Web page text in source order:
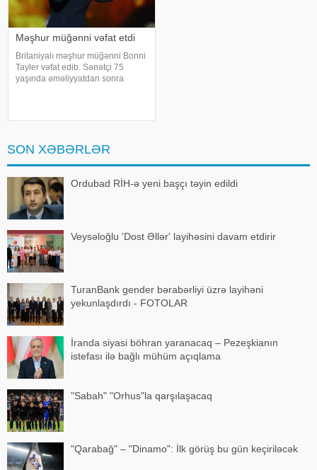
Məşhur müğənni vəfat etdi
Britaniyalı məşhur müğənni Bonni
Tayler vəfat edib. Sənətçi 75
yaşında əməliyyatdan sonra
SON XƏBƏRLƏR
Ordubad RİH-ə yeni başçı təyin edildi
Veysəloğlu 'Dost Əllər' layihəsini davam etdirir
TuranBank gender bərabərliyi üzrə layihəni
yekunlaşdırdı - FOTOLAR
İranda siyasi böhran yaranacaq – Pezeşkianın
istefası ilə bağlı mühüm açıqlama
"Sabah" "Orhus"la qarşılaşacaq
"Qarabağ" – "Dinamo": İlk görüş bu gün keçiriləcək